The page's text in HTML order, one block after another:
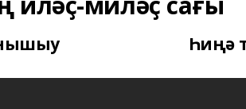
Һиңә